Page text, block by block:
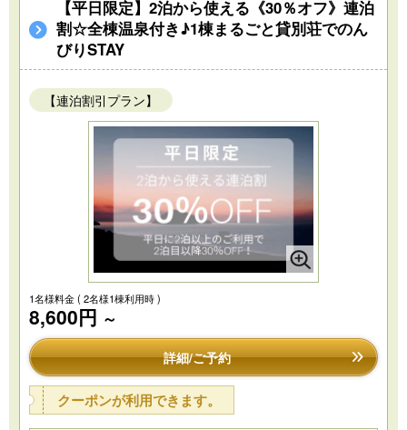
【平日限定】2泊から使える《30％オフ》連泊
割☆全棟温泉付き♪1棟まるごと貸別荘でのん
びりSTAY
【連泊割引プラン】
1名様料金( 2名様1棟利用時 )
8,600円 ～
詳細/ご予約
クーポンが利用できます。